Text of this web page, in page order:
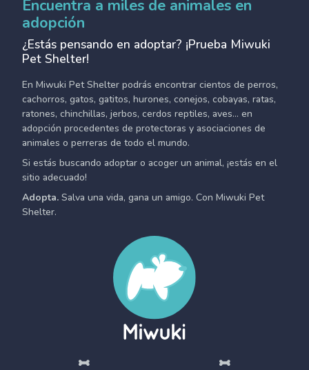
Encuentra a miles de animales en
adopción
¿Estás pensando en adoptar? ¡Prueba Miwuki
Pet Shelter!
En Miwuki Pet Shelter podrás encontrar cientos de perros,
cachorros, gatos, gatitos, hurones, conejos, cobayas, ratas,
ratones, chinchillas, jerbos, cerdos reptiles, aves... en
adopción procedentes de protectoras y asociaciones de
animales o perreras de todo el mundo.
Si estás buscando adoptar o acoger un animal, ¡estás en el
sitio adecuado!
Adopta. Salva una vida, gana un amigo. Con Miwuki Pet
Shelter.